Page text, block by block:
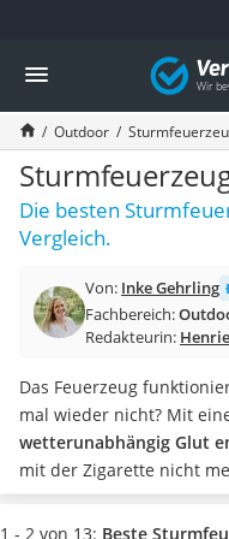
Die beliebtesten Vergleiche
Freizeit & Sport
Gartentrampolin
Trampolin
Metalldetektor
Eufab-Fahrradträger
Trampolin 366 cm
Fahrradschloss
Futterboot
Air Bike
Trekkingschuhe Herren
Reisetasche mit Rollen
Klimmzugstation
Koffer
Nachtsichtgerät
Faltschloss
Vergleich
Outdoor
Die besten
Vergleich.
Von: Inke Gehrling
Fachbereich:
Redakteurin:
Das Feuerzeug
mal wieder nicht? Mit
wetterunabhängig Glut
mit der Zigarette nicht
regelmäßig kontrollieren
noch ist, empfehlen wir
1 - 2 von 13: Beste